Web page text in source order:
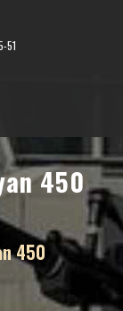
51
450
450